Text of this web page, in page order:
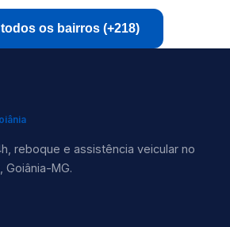
os bairros (+218)
reboque e assistência veicular no
Goiânia-MG.